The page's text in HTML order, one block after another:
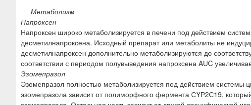
Метаболизм
Напроксен
Напроксен широко метаболизируется в печени под действием
десметилнапроксена. Исходный препарат или метаболиты не
десметилнапроксен дополнительно метаболизируются до
соответствии с периодом полувыведения напроксена AUC
Эзомепразол
Эзомепразол полностью метаболизируется под действием системы
эзомепразола зависит от полиморфного фермента СYР2С19,